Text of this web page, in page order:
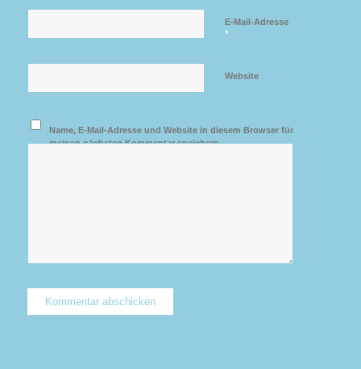
E-Mail-Adresse
*
Website
Name, E-Mail-Adresse und Website in diesem Browser für
meinen nächsten Kommentar speichern.